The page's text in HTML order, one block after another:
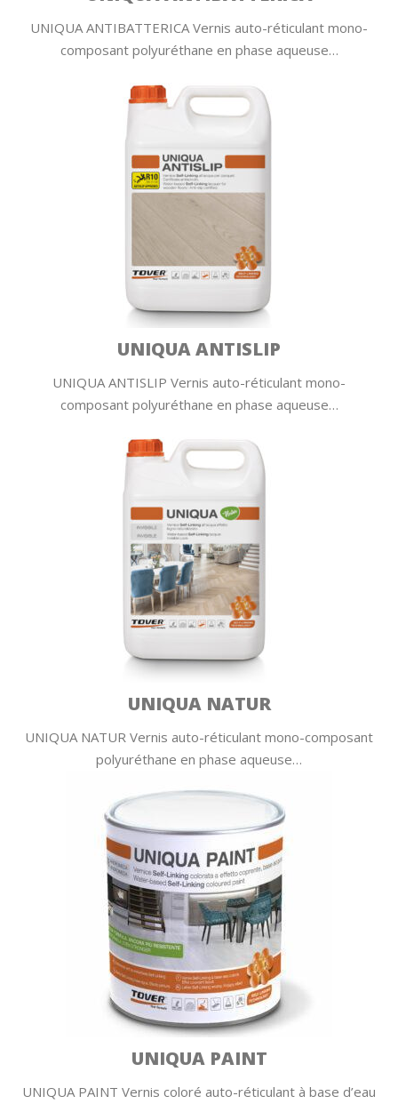
UNIQUA ANTIBATTERICA Vernis auto-réticulant mono-
composant polyuréthane en phase aqueuse…
UNIQUA ANTISLIP
UNIQUA ANTISLIP Vernis auto-réticulant mono-
composant polyuréthane en phase aqueuse…
UNIQUA NATUR
UNIQUA NATUR Vernis auto-réticulant mono-composant
polyuréthane en phase aqueuse…
UNIQUA PAINT
UNIQUA PAINT Vernis coloré auto-réticulant à base d’eau